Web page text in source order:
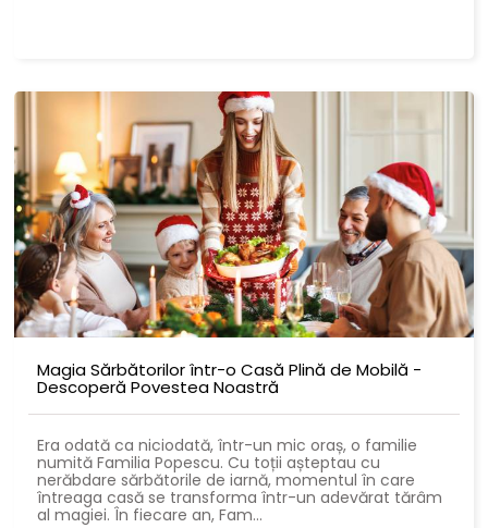
Magia Sărbătorilor într-o Casă Plină de Mobilă -
Descoperă Povestea Noastră
Era odată ca niciodată, într-un mic oraș, o familie
numită Familia Popescu. Cu toții așteptau cu
nerăbdare sărbătorile de iarnă, momentul în care
întreaga casă se transforma într-un adevărat tărâm
al magiei. În fiecare an, Fam...